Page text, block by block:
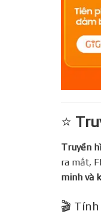
⭐
Truyền
ra mắt,
minh và
🎬